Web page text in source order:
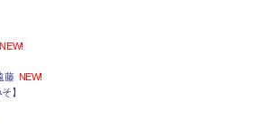
NEW!
藤 NEW!
】